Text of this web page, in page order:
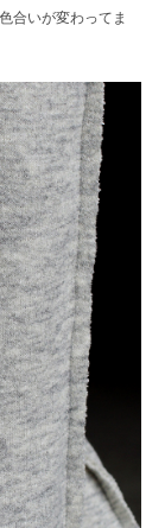
合いが変わってま